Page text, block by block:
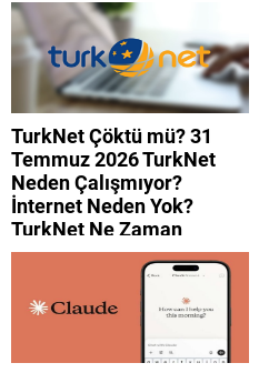
TurkNet Çöktü mü? 31
Temmuz 2026 TurkNet
Neden Çalışmıyor?
İnternet Neden Yok?
TurkNet Ne Zaman
Düzelecek?